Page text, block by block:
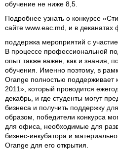
обучение не ниже 8,5.
Подробнее узнать о конкурсе
сайте www.eac.md , и в деканатах
поддержка мероприятий с
В процессе профессиональной
опыт также важен, как и знания,
обучения. Именно поэтому, в
Orange полностью поддерживает
2011», который проводится
декабрь, и где студенты могут
бизнеса и получить поддержку
образом, победители конкурса
для офиса, необходимые для
бизнес-инкубатора и
Orange для его открытия.